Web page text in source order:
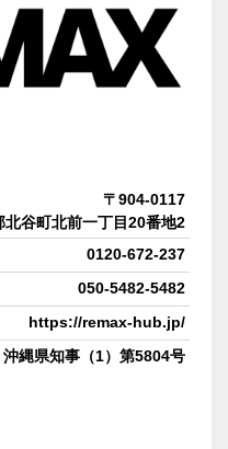
〒904-0117
北谷町北前一丁目20番地2
0120-672-237
050-5482-5482
https://remax-hub.jp/
縄県知事（1）第5804号